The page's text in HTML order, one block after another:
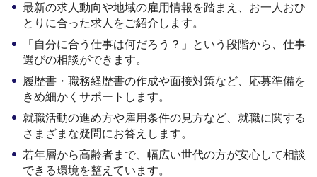
最新の求人動向や地域の雇用情報を踏まえ、お一人おひ
とりに合った求人をご紹介します。
「自分に合う仕事は何だろう？」という段階から、仕事
選びの相談ができます。
履歴書・職務経歴書の作成や面接対策など、応募準備を
きめ細かくサポートします。
就職活動の進め方や雇用条件の見方など、就職に関する
さまざまな疑問にお答えします。
若年層から高齢者まで、幅広い世代の方が安心して相談
できる環境を整えています。